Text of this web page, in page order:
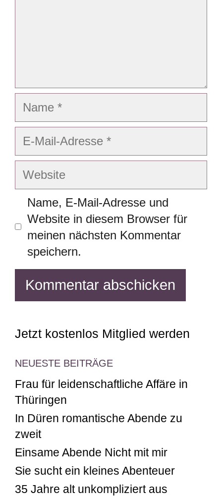
Name
E-
Adresse
Website
Name, E-Mail-Adresse und
Website in diesem Browser für
meinen nächsten Kommentar
speichern.
Jetzt kostenlos Mitglied werden
NEUESTE BEITRÄGE
Frau für leidenschaftliche Affäre in
Thüringen
In Düren romantische Abende zu
zweit
Einsame Abende Nicht mit mir
Sie sucht ein kleines Abenteuer
35 Jahre alt unkompliziert aus